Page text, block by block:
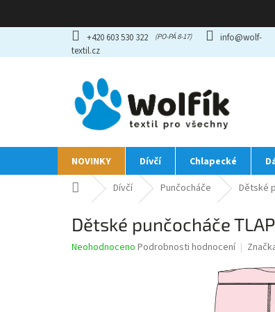
obsah
+420 603 530 322
info@wolf-
textil.cz
NOVINKY Dívčí Chlapecké
Domů Dívčí Punčocháče Dětské
Dětské punčocháče
Průměrné
Neohodnoceno Podrobnosti hodnocení